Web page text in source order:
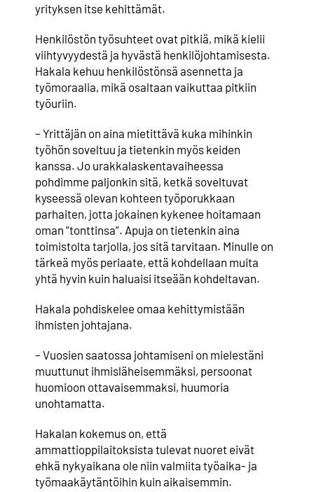
yrityksen itse kehittämät.
Henkilöstön työsuhteet ovat pitkiä, mikä kielii
viihtyvyydestä ja hyvästä henkilöjohtamisesta.
Hakala kehuu henkilöstönsä asennetta ja
työmoraalia, mikä osaltaan vaikuttaa pitkiin
työuriin.
– Yrittäjän on aina mietittävä kuka mihinkin
työhön soveltuu ja tietenkin myös keiden
kanssa. Jo urakkalaskentavaiheessa
pohdimme paljonkin sitä, ketkä soveltuvat
kyseessä olevan kohteen työporukkaan
parhaiten, jotta jokainen kykenee hoitamaan
oman ”tonttinsa”. Apuja on tietenkin aina
toimistolta tarjolla, jos sitä tarvitaan. Minulle on
tärkeä myös periaate, että kohdellaan muita
yhtä hyvin kuin haluaisi itseään kohdeltavan.
Hakala pohdiskelee omaa kehittymistään
ihmisten johtajana.
– Vuosien saatossa johtamiseni on mielestäni
muuttunut ihmisläheisemmäksi, persoonat
huomioon ottavaisemmaksi, huumoria
unohtamatta.
Hakalan kokemus on, että
ammattioppilaitoksista tulevat nuoret eivät
ehkä nykyaikana ole niin valmiita työaika- ja
työmaakäytäntöihin kuin aikaisemmin.